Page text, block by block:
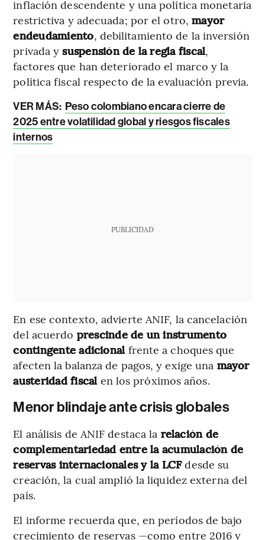
inflación descendente y una política monetaria
restrictiva y adecuada; por el otro,mayor
endeudamiento, debilitamiento de la inversión
privada ysuspensión de la regla fiscal,
factores que han deteriorado el marco y la
política fiscal respecto de la evaluación previa.
VER MÁS: Peso colombiano encara cierre de
2025 entre volatilidad global y riesgos fiscales
internos
PUBLICIDAD
En ese contexto, advierte ANIF, la cancelación
del acuerdo prescinde de un instrumento
contingente adicional frente a choques que
afecten la balanza de pagos, y exige una mayor
austeridad fiscal en los próximos años.
Menor blindaje ante crisis globales
El análisis de ANIF destaca la relación de
complementariedad entre la acumulación de
reservas internacionales y la LCFdesde su
creación, la cual amplió la liquidez externa del
país.
El informe recuerda que, en períodos de bajo
crecimiento de reservas —como entre 2016 y